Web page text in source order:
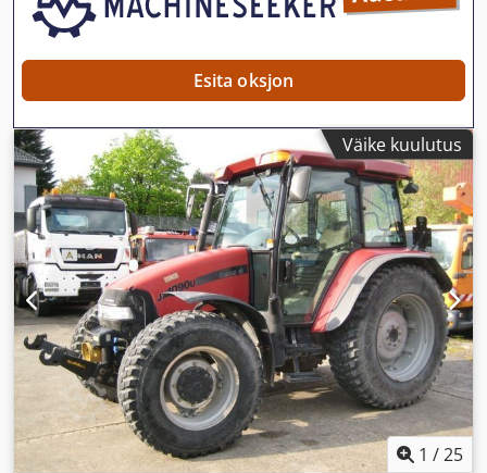
Esita oksjon
Väike kuulutus
1 /25